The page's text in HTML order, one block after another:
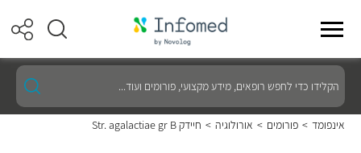
הקלידו
כדי
לחפש
רופאים,
מידע
אינפומד > פורומים > אורולוגיה > חיידק Str. agalactiae gr B